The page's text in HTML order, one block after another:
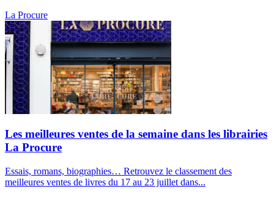
La Procure
Les meilleures ventes de la semaine dans les librairies
La Procure
Essais, romans, biographies… Retrouvez le classement des
meilleures ventes de livres du 17 au 23 juillet dans...